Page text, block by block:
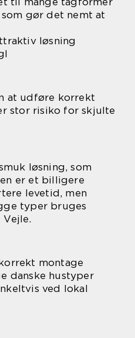
gør det nemt at
løsning
at udføre korrekt
stor risiko for skjulte
løsning, som
er et billigere
levetid, men
typer bruges
montage
danske hustyper
ved lokal